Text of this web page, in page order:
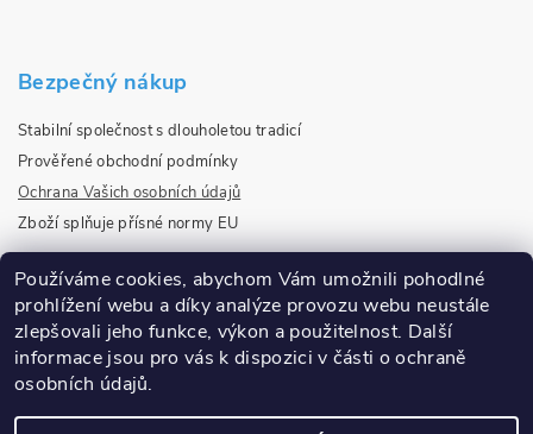
Bezpečný nákup
Stabilní společnost s dlouholetou tradicí
Prověřené obchodní podmínky
Ochrana Vašich osobních údajů
Zboží splňuje přísné normy EU
Ověřeno našimi zákazníky
Používáme cookies, abychom Vám umožnili pohodlné
prohlížení webu a díky analýze provozu webu neustále
zlepšovali jeho funkce, výkon a použitelnost. Další
informace jsou pro vás k dispozici v části o ochraně
osobních údajů.